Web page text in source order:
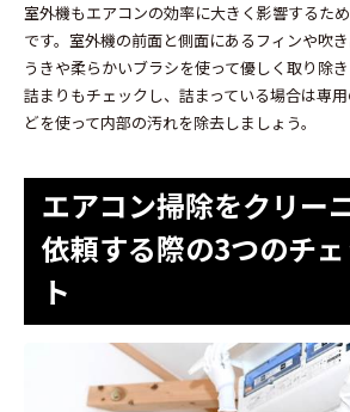
室外機もエアコンの効率に大きく影響するた
です。室外機の前面と側面にあるフィンや吹
うきや柔らかいブラシを使って優しく取り除
詰まりもチェックし、詰まっている場合は専
どを使って内部の汚れを除去しましょう。
エアコン掃除をクリー
依頼する際の3つのチ
ト